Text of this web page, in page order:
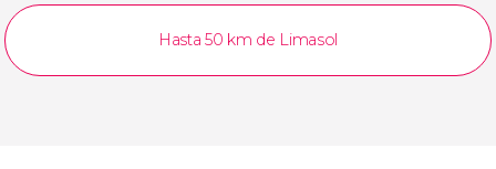
Hasta 50 km de Limasol